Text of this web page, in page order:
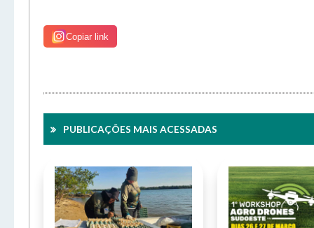
Copiar link
PUBLICAÇÕES MAIS ACESSADAS